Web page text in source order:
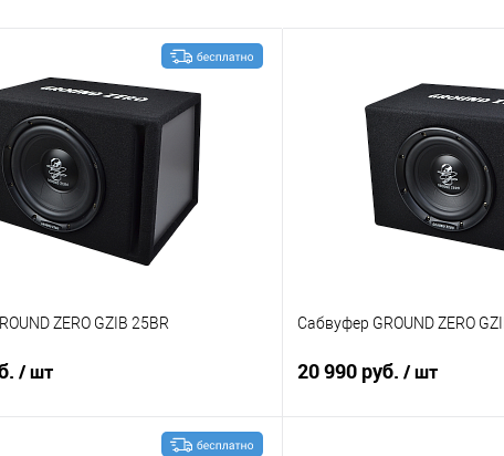
ZERO GZIB 25BR
/ шт
Сабвуфер GROUND ZERO
20 990 руб. / шт